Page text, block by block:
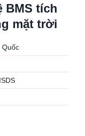
BMS tích
mặt trời
Quốc